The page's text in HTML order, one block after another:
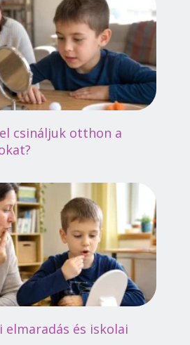
csináljuk otthon a
elmaradás és iskolai